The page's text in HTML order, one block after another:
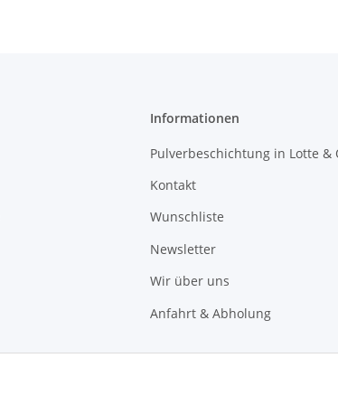
Informationen
Pulverbeschichtung in Lotte &
Kontakt
Wunschliste
Newsletter
Wir über uns
Anfahrt & Abholung